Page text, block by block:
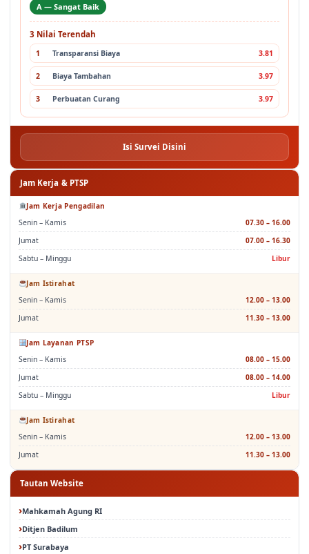
A — Sangat Baik
3 Nilai Terendah
1 Transparansi Biaya 3.81
2 Biaya Tambahan 3.97
3 Perbuatan Curang 3.97
Isi Survei Disini
Jam Kerja & PTSP
Jam Kerja Pengadilan
Senin – Kamis
07.30 – 16.00
Jumat
07.00 – 16.30
Sabtu – Minggu
Libur
Jam Istirahat
Senin – Kamis
12.00 – 13.00
Jumat
11.30 – 13.00
Jam Layanan PTSP
Senin – Kamis
08.00 – 15.00
Jumat
08.00 – 14.00
Sabtu – Minggu
Libur
Jam Istirahat
Senin – Kamis
12.00 – 13.00
Jumat
11.30 – 13.00
Tautan Website
Mahkamah Agung RI
Ditjen Badilum
PT Surabaya